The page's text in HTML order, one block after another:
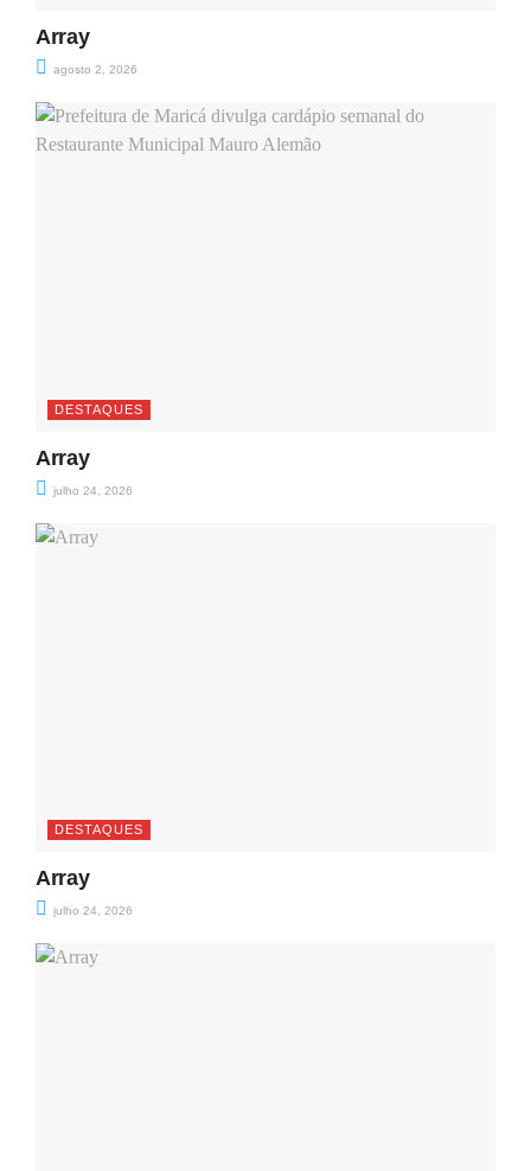
Array
agosto 2, 2026
DESTAQUES
Array
julho 24, 2026
DESTAQUES
Array
julho 24, 2026